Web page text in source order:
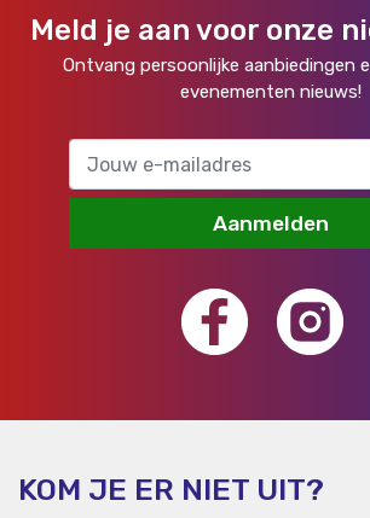
Meld je aan voor onze
Ontvang persoonlijke aanbiedingen
evenementen nieuws!
Aanmelden
KOM JE ER NIET UIT?